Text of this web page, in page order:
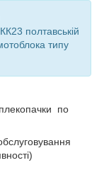
полтавській
типу
по